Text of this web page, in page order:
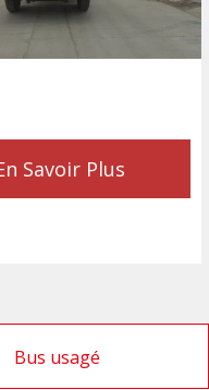
Savoir Plus
Bus usagé